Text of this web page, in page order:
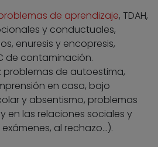
de aprendizaje, TDAH,
y conductuales,
enuresis y encopresis,
de contaminación.
: problemas de autoestima,
en casa, bajo
y absentismo, problemas
en las relaciones sociales y
al rechazo…).